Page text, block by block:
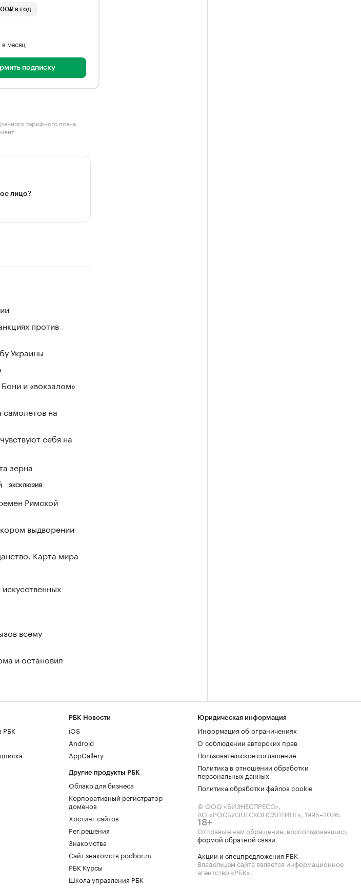
в год
в месяц
подписку
тарифного плана.
лицо?
против
Украины
и «вокзалом»
самолетов на
себя на
зерна
ЭКСКЛЮЗИВ
Римской
выдворении
Карта мира
всему
и остановил
РБК
РБК Новости
iOS
Android
AppGallery
Другие продукты РБК
Облако для бизнеса
Корпоративный регистратор
доменов
Хостинг сайтов
Рег.решения
Знакомства
Сайт знакомств podbor.ru
РБК Курсы
Школа управления РБК
Юридическая информация
Информация об ограничениях
О соблюдении авторских прав
Пользовательское соглашение
Политика в отношении обработки
персональных данных
Политика обработки файлов cookie
© ООО «БИЗНЕСПРЕСС»,
АО «РОСБИЗНЕСКОНСАЛТИНГ», 1995–2026.
18+
Отправьте нам обращение, воспользовавшись
формой обратной связи
Акции и спецпредложения РБК
Владельцем сайта является информационное
агентство «РБК».